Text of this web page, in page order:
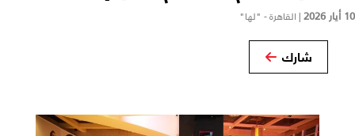
10 أيار 2026 | القاهرة - "لها"
شارك